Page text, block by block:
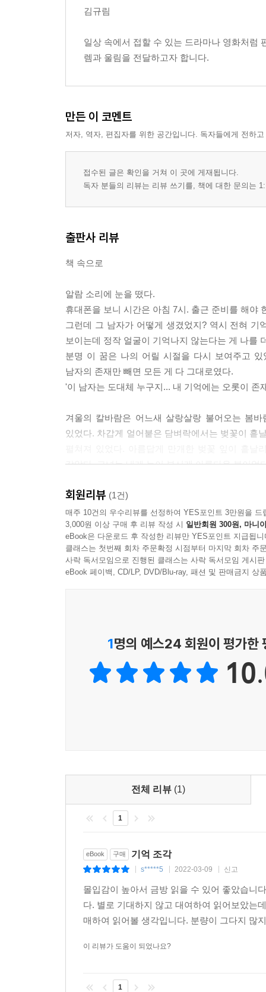
김규림
일상 속에서 접할 수 있는 드라마나 영화처럼
렘과 울림을 전달하고자 합니다.
만든 이 코멘트
저자, 역자, 편집자를 위한 공간입니다. 독자들에게 전하
접수된 글은 확인을 거쳐 이 곳에 게재됩니다.
독자 분들의 리뷰는 리뷰 쓰기를, 책에 대한 문의는
출판사 리뷰
책 속으로
알람 소리에 눈을 떴다.
휴대폰을 보니 시간은 아침 7시. 출근 준비를 해야
그런데 그 남자가 어떻게 생겼었지? 역시 전혀
보이는데 정작 얼굴이 기억나지 않는다는 게 나를
분명 이 꿈은 나의 어릴 시절을 다시 보여주고
남자의 존재만 빼면 모든 게 다 그대로였다.
'이 남자는 도대체 누구지... 내 기억에는 오롯이
겨울의 칼바람은 어느새 살랑살랑 불어오는 봄
있었다. 차갑게 얼어붙은 담벼락에서는 벚꽃이 흩
같았다. 그녀는 내게 눈이 부시게 아름다운 봄이었
어린 그녀의 입에서 다시 내 이름을 듣게 되자 세
‘내 이름과 내 얼굴을 기억할 수 있을까...나는 너에
기쁨과 슬픔이 동시에 나를 찾아왔다. 그녀를 찾
만나지 못하고 기억도 못 한 채로 살아갈 것이다.
‘날 만나지 않으면 너는 행복하게 살 수 있겠지...’
이것은 내가 까맣게 잊고 있던 나의 시간을 보
그랬고 지금도 마찬가지였다.
회원리뷰 (1건)
매주 10건의 우수리뷰를 선정하여 YES포인트 3만원을 드
3,000원 이상 구매 후 리뷰 작성 시 일반회원 300원, 마니
eBook은 다운로드 후 작성한 리뷰만 YES포인트 지급됩니
클래스는 첫번째 회차 주문확정 시점부터 마지막 회차 주
사락 독서모임으로 진행된 클래스는 사락 독서모임 게시
eBook 페이백, CD/LP, DVD/Blu-ray, 패션 및 판매금지 상
1명의 예스24 회원이 평가한
전체 리뷰 (1)
1
eBook 구매 기억 조각
s*****5 2022-03-09 신고
몰입감이 높아서 금방 읽을 수 있어 좋았습니
다. 별로 기대하지 않고 대여하여 읽어보았는
매하여 읽어볼 생각입니다. 분량이 그다지 많
이 리뷰가 도움이 되었나요?
1